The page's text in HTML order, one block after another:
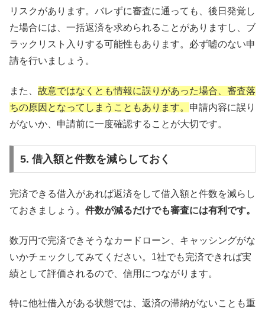
リスクがあります。バレずに審査に通っても、後日発覚し
た場合には、一括返済を求められることがありますし、ブ
ラックリスト入りする可能性もあります。必ず嘘のない申
請を行いましょう。
また、 故意ではなくとも情報に誤りがあった場合、審査落
ちの原因となってしまうこともあります。 申請内容に誤り
がないか、申請前に一度確認することが大切です。
5. 借入額と件数を減らしておく
完済できる借入があれば返済をして借入額と件数を減らし
ておきましょう。 件数が減るだけでも審査には有利です。
数万円で完済できそうなカードローン、キャッシングがな
いかチェックしてみてください。1社でも完済できれば実
績として評価されるので、信用につながります。
特に他社借入がある状態では、返済の滞納がないことも重